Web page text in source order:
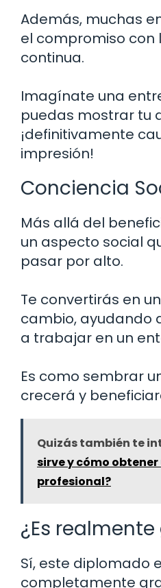
Además, muchas
el compromiso con
continua.
Imagínate una
puedas mostrar tu
¡definitivamente
impresión!
Conciencia
Más allá del
un aspecto social
pasar por alto.
Te convertirás en
cambio, ayudando
a trabajar en un
Es como sembrar
crecerá y
Quizás también te
sirve y cómo
profesional?
¿Es
Sí, este diplomado
completamente